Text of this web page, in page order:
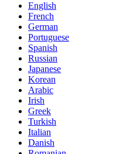
English
French
German
Portuguese
Spanish
Russian
Japanese
Korean
Arabic
Irish
Greek
Turkish
Italian
Danish